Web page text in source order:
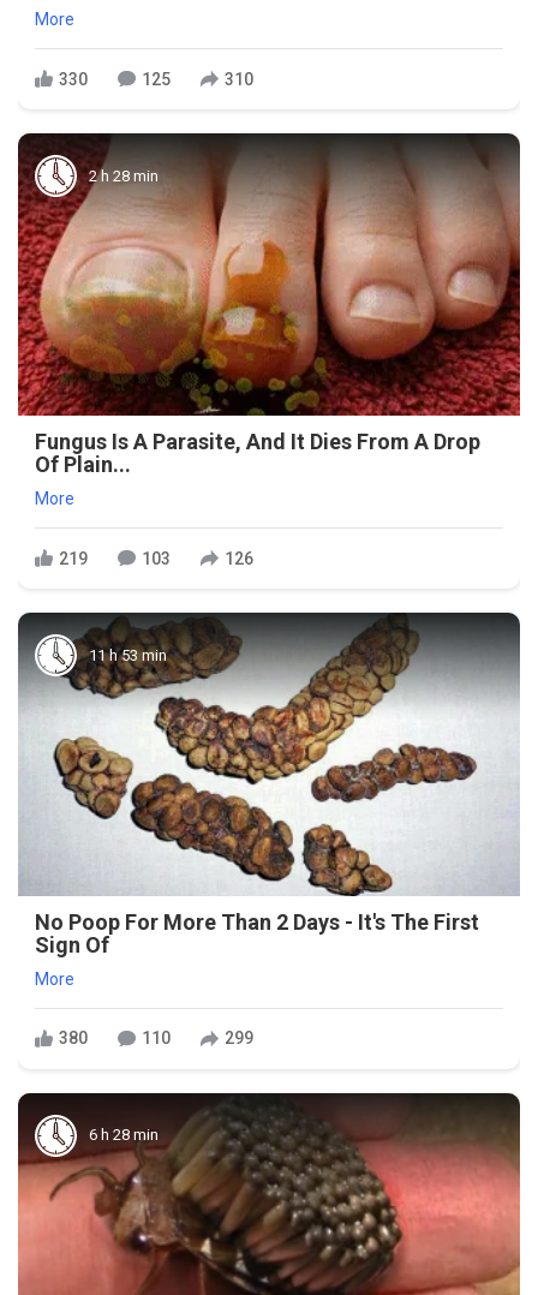
More
330 125 310
2 h 28 min
Fungus Is A Parasite, And It Dies From A Drop
Of Plain...
More
219 103 126
11 h 53 min
No Poop For More Than 2 Days - It's The First
Sign Of
More
380 110 299
6 h 28 min